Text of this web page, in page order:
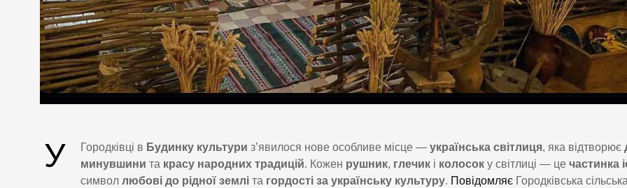
У Городківці в Будинку культури з’явилося нове особливе місце — українська світлиця, яка відтворює
минувшини та красу народних традицій. Кожен рушник, глечик і колосок у світлиці — це частинка
символ любові до рідної землі та гордості за українську культуру. Повідомляє Городківська